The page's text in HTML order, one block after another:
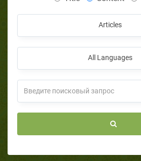
Articles
All Languages